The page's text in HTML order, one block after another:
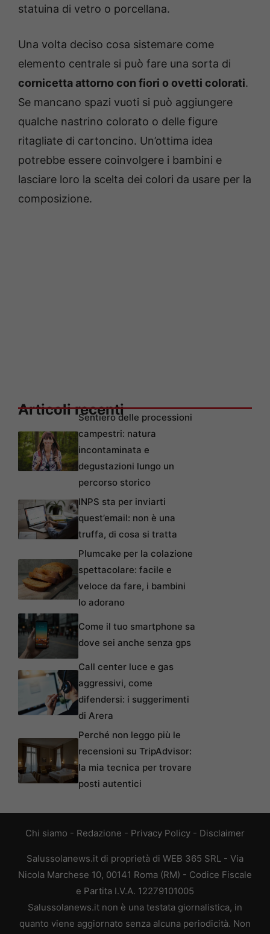
statuina di vetro o porcellana.
Una volta deciso cosa sistemare come
elemento centrale si può fare una sorta di
cornicetta attorno con fiori o ovetti colorati.
Se mancano spazi vuoti si può aggiungere
qualche nastrino colorato o delle figure
ritagliate di cartoncino. Un’ottima idea
potrebbe essere coinvolgere i bambini e
lasciare loro la scelta dei colori da usare per la
composizione.
Articoli recentiSentiero delle processioni
campestri: natura
incontaminata e
degustazioni lungo un
percorso storico
INPS sta per inviarti
quest’email: non è una
truffa, di cosa si tratta
Plumcake per la colazione
spettacolare: facile e
veloce da fare, i bambini
lo adorano
Come il tuo smartphone sa
dove sei anche senza gps
Call center luce e gas
aggressivi, come
difendersi: i suggerimenti
di Arera
Perché non leggo più le
recensioni su TripAdvisor:
la mia tecnica per trovare
posti autentici
Chi siamo - Redazione - Privacy Policy - Disclaimer
Salussolanews.it di proprietà di WEB 365 SRL - Via
Nicola Marchese 10, 00141 Roma (RM) - Codice Fiscale
e Partita I.V.A. 12279101005
Salussolanews.it non è una testata giornalistica, in
quanto viene aggiornato senza alcuna periodicità. Non